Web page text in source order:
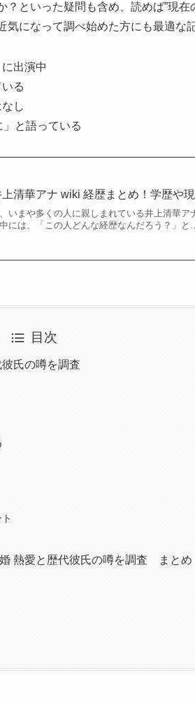
といった疑問も含め、読めば”現在
になって調べ始めた方にも最適な
出演中
る
し
と語っている
上清華アナ wiki 経歴まとめ！学歴や
いまや多くの人に親しまれている井上清華ア
には、「この人どんな経歴なんだろう？」と…
目次
氏の噂を調査
熱愛と歴代彼氏の噂を調査 まとめ